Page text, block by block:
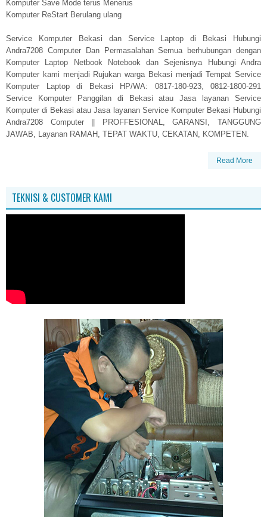
Komputer Save Mode terus Menerus
Komputer ReStart Berulang ulang
Service Komputer Bekasi dan Service Laptop di Bekasi Hubungi
Andra7208 Computer Dan Permasalahan Semua berhubungan dengan
Komputer Laptop Netbook Notebook dan Sejenisnya Hubungi Andra
Komputer kami menjadi Rujukan warga Bekasi menjadi Tempat Service
Komputer Laptop di Bekasi HP/WA: 0817-180-923, 0812-1800-291
Service Komputer Panggilan di Bekasi atau Jasa layanan Service
Komputer di Bekasi atau Jasa layanan Service Komputer Bekasi Hubungi
Andra7208 Computer || PROFFESIONAL, GARANSI, TANGGUNG
JAWAB, Layanan RAMAH, TEPAT WAKTU, CEKATAN, KOMPETEN.
Read More
TEKNISI & CUSTOMER KAMI